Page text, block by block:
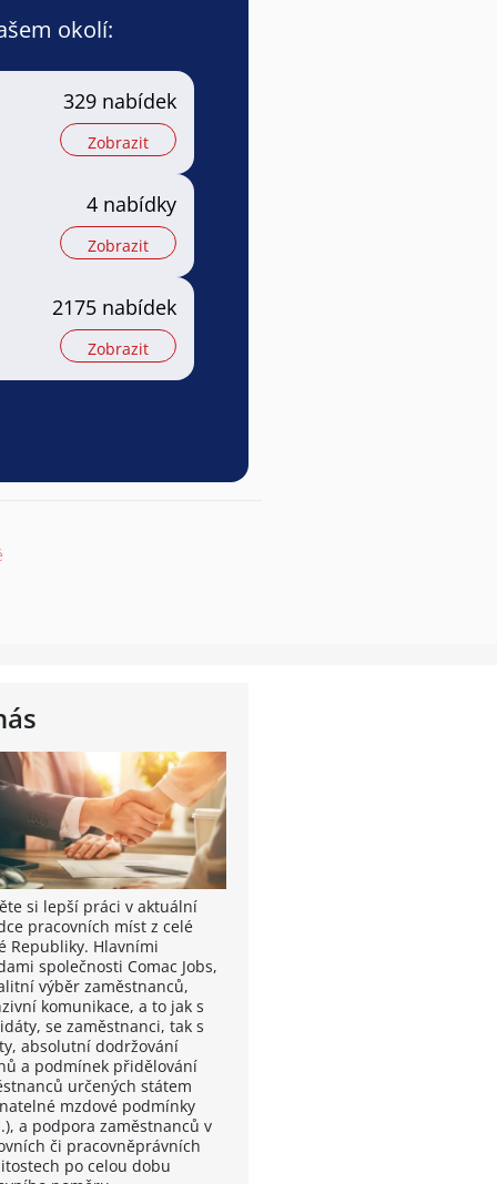
okolí:
329 nabídek
Zobrazit
4 nabídky
Zobrazit
2175 nabídek
Zobrazit
si lepší práci v aktuální
pracovních míst z celé
Republiky. Hlavními
společnosti Comac Jobs,
výběr zaměstnanců,
komunikace, a to jak s
se zaměstnanci, tak s
absolutní dodržování
a podmínek přidělování
určených státem
mzdové podmínky
a podpora zaměstnanců v
či pracovněprávních
po celou dobu